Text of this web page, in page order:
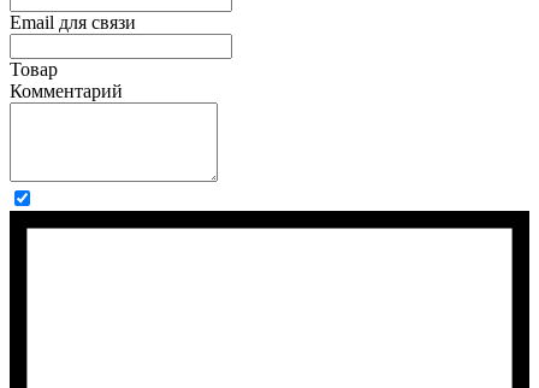
Email для связи
Товар
Комментарий